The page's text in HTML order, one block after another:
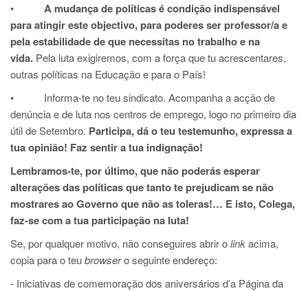
• A mudança de políticas é condição indispensável
para atingir este objectivo, para poderes ser professor/a e
pela estabilidade de que necessitas no trabalho e na
vida. Pela luta exigiremos, com a força que tu acrescentares,
outras políticas na Educação e para o País!
• Informa-te no teu sindicato. Acompanha a acção de
denúncia e de luta nos centros de emprego, logo no primeiro dia
útil de Setembro. Participa, dá o teu testemunho, expressa a
tua opinião! Faz sentir a tua indignação!
Lembramos-te, por último, que não poderás esperar
alterações das políticas que tanto te prejudicam se não
mostrares ao Governo que não as toleras!… E isto, Colega,
faz-se com a tua participação na luta!
Se, por qualquer motivo, não conseguires abrir olinkacima,
copia para o teubrowsero seguinte endereço:
- Iniciativas de comemoração dos aniversários d’a Página da